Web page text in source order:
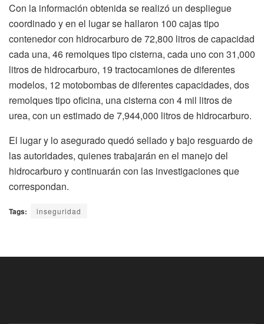
Con la información obtenida se realizó un despliegue
coordinado y en el lugar se hallaron 100 cajas tipo
contenedor con hidrocarburo de 72,800 litros de capacidad
cada una, 46 remolques tipo cisterna, cada uno con 31,000
litros de hidrocarburo, 19 tractocamiones de diferentes
modelos, 12 motobombas de diferentes capacidades, dos
remolques tipo oficina, una cisterna con 4 mil litros de
urea, con un estimado de 7,944,000 litros de hidrocarburo.
El lugar y lo asegurado quedó sellado y bajo resguardo de
las autoridades, quienes trabajarán en el manejo del
hidrocarburo y continuarán con las investigaciones que
correspondan.
Tags: inseguridad